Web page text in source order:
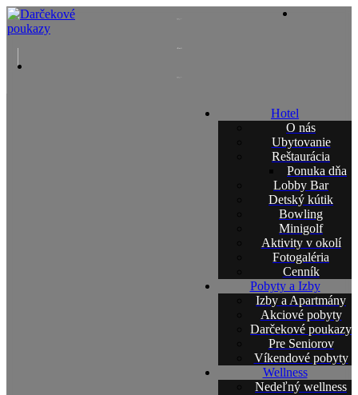
Hotel
O nás
Ubytovanie
Reštaurácia
Ponuka dňa
Lobby Bar
Detský kútik
Bowling
Minigolf
Aktivity v okolí
Fotogaléria
Cenník
Pobyty a Izby
Izby a Apartmány
Akciové pobyty
Darčekové poukazy
Pre Seniorov
Víkendové pobyty
Wellness
Nedeľný wellness